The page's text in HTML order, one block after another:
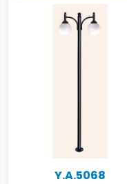
Y.A.5068